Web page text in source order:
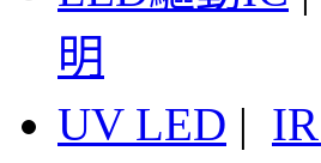
明
UV LED |